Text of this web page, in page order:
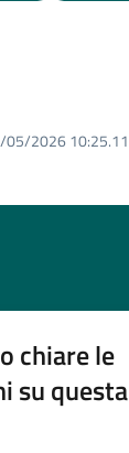
05/2026 10:25.11
chiare le
su questa